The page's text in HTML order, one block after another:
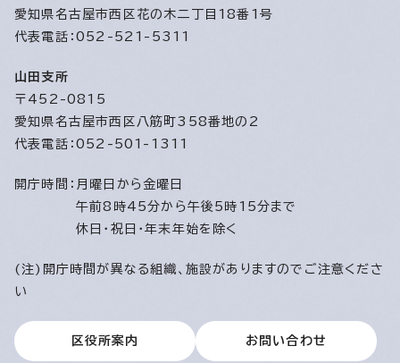
愛知県名古屋市西区花の木二丁目18番1号
代表電話：052-521-5311
山田支所
〒452-0815
愛知県名古屋市西区八筋町358番地の2
代表電話：052-501-1311
開庁時間： 月曜日から金曜日
午前8時45分から午後5時15分まで
休日・祝日・年末年始を除く
(注)開庁時間が異なる組織、施設がありますのでご注意くださ
い
区役所案内 お問い合わせ